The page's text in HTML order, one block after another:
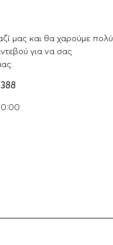
μας και θα χαρούμε πολύ
για να σας